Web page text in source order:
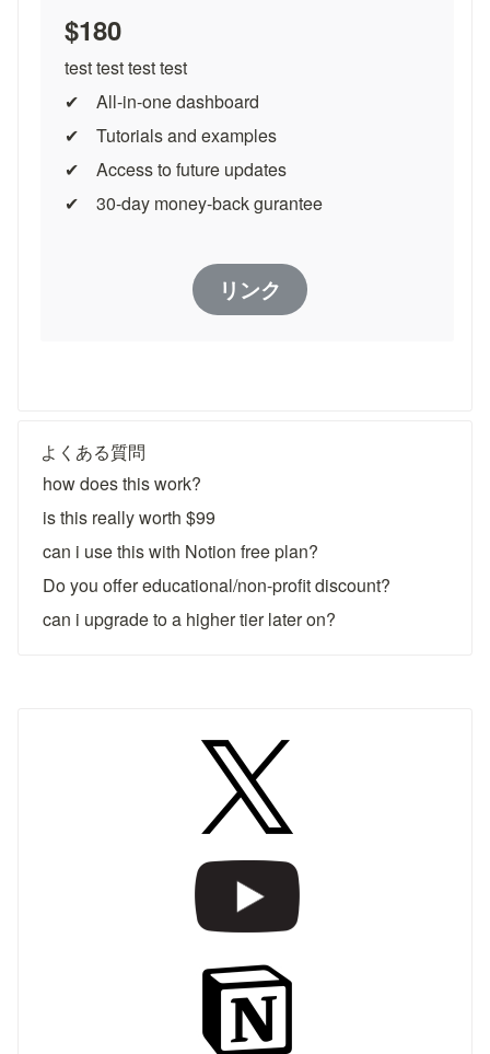
$180
test test test test
✔︎　All-in-one dashboard
✔︎　Tutorials and examples
✔︎　Access to future updates
✔︎　30-day money-back gurantee
リンク
よくある質問
how does this work?
is this really worth $99
can i use this with Notion free plan?
Do you offer educational/non-profit discount?
can i upgrade to a higher tier later on?